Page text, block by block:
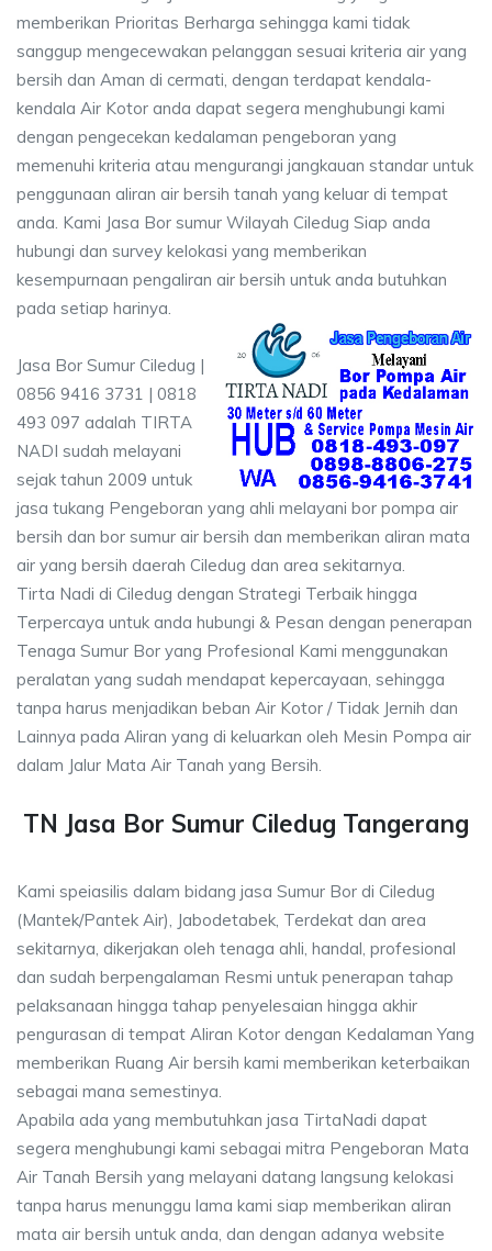
memberikan Prioritas Berharga sehingga kami tidak
sanggup mengecewakan pelanggan sesuai kriteria air yang
bersih dan Aman di cermati, dengan terdapat kendala-
kendala Air Kotor anda dapat segera menghubungi kami
dengan pengecekan kedalaman pengeboran yang
memenuhi kriteria atau mengurangi jangkauan standar untuk
penggunaan aliran air bersih tanah yang keluar di tempat
anda. Kami Jasa Bor sumur Wilayah Ciledug Siap anda
hubungi dan survey kelokasi yang memberikan
kesempurnaan pengaliran air bersih untuk anda butuhkan
pada setiap harinya.
Jasa Bor Sumur Ciledug |
0856 9416 3731 | 0818
493 097 adalah TIRTA
NADI sudah melayani
sejak tahun 2009 untuk
jasa tukang Pengeboran yang ahli melayani bor pompa air
bersih dan bor sumur air bersih dan memberikan aliran mata
air yang bersih daerah Ciledug dan area sekitarnya.
Tirta Nadi di Ciledug dengan Strategi Terbaik hingga
Terpercaya untuk anda hubungi & Pesan dengan penerapan
Tenaga Sumur Bor yang Profesional Kami menggunakan
peralatan yang sudah mendapat kepercayaan, sehingga
tanpa harus menjadikan beban Air Kotor / Tidak Jernih dan
Lainnya pada Aliran yang di keluarkan oleh Mesin Pompa air
dalam Jalur Mata Air Tanah yang Bersih.
TN Jasa Bor Sumur Ciledug Tangerang
Kami speiasilis dalam bidang jasa Sumur Bor di Ciledug
(Mantek/Pantek Air), Jabodetabek, Terdekat dan area
sekitarnya, dikerjakan oleh tenaga ahli, handal, profesional
dan sudah berpengalaman Resmi untuk penerapan tahap
pelaksanaan hingga tahap penyelesaian hingga akhir
pengurasan di tempat Aliran Kotor dengan Kedalaman Yang
memberikan Ruang Air bersih kami memberikan keterbaikan
sebagai mana semestinya.
Apabila ada yang membutuhkan jasa TirtaNadi dapat
segera menghubungi kami sebagai mitra Pengeboran Mata
Air Tanah Bersih yang melayani datang langsung kelokasi
tanpa harus menunggu lama kami siap memberikan aliran
mata air bersih untuk anda, dan dengan adanya website